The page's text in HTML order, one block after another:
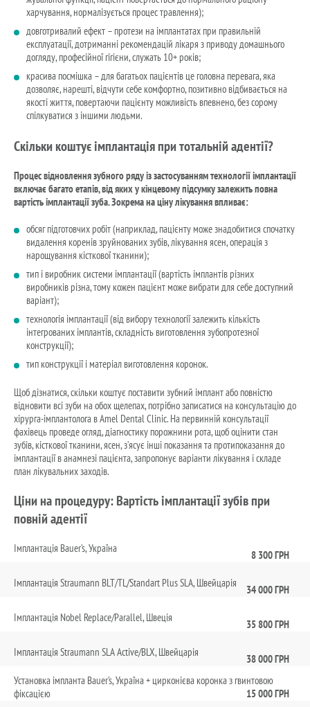
харчування, нормалізується процес травлення);
довготривалий ефект – протези на імплантатах при правильній
експлуатації, дотриманні рекомендацій лікаря з приводу домашнього
догляду, професійної гігієни, служать 10+ років;
красива посмішка – для багатьох пацієнтів це головна перевага, яка
дозволяє, нарешті, відчути себе комфортно, позитивно відбивається на
якості життя, повертаючи пацієнту можливість впевнено, без сорому
спілкуватися з іншими людьми.
Скільки коштує імплантація при тотальній адентії?
Процес відновлення зубного ряду із застосуванням технології імплантації
включає багато етапів, від яких у кінцевому підсумку залежить повна
вартість імплантації зуба. Зокрема на ціну лікування впливає:
обсяг підготовчих робіт (наприклад, пацієнту може знадобитися спочатку
видалення коренів зруйнованих зубів, лікування ясен, операція з
нарощування кісткової тканини);
тип і виробник системи імплантації (вартість імплантів різних
виробників різна, тому кожен пацієнт може вибрати для себе доступний
варіант);
технологія імплантації (від вибору технології залежить кількість
інтегрованих імплантів, складність виготовлення зубопротезної
конструкції);
тип конструкції і матеріал виготовлення коронок.
Щоб дізнатися, скільки коштує поставити зубний імплант або повністю
відновити всі зуби на обох щелепах, потрібно записатися на консультацію до
хірурга-імплантолога в Amel Dental Clinic. На первинній консультації
фахівець проведе огляд, діагностику порожнини рота, щоб оцінити стан
зубів, кісткової тканини, ясен, з’ясує інші показання та протипоказання до
імплантації в анамнезі пацієнта, запропонує варіанти лікування і складе
план лікувальних заходів.
Ціни на процедуру: Вартість імплантації зубів при
повній адентії
Імплантація Bauer’s, Україна 8 300 ГРН
Імплантація Straumann BLT/TL/Standart Plus SLA, Швейцарія 34 000 ГРН
Імплантація Nobel Replace/Parallel, Швеція 35 800 ГРН
Імплантація Straumann SLA Active/BLX, Швейцарія
38 000 ГРН
Установка імпланта Bauer’s, Україна + цирконієва коронка з гвинтовою
фіксацією
15 000 ГРН